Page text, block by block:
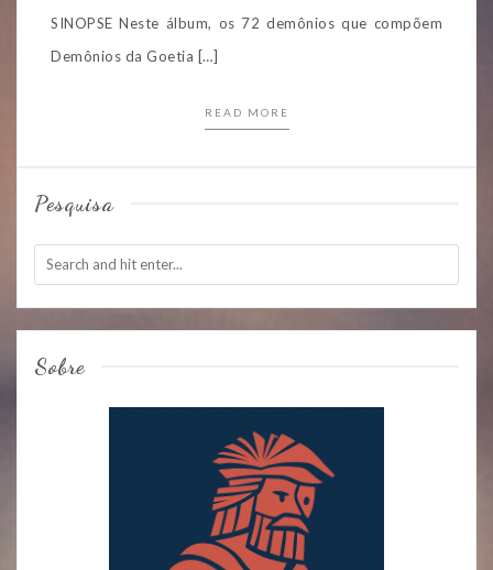
SINOPSE Neste álbum, os 72 demônios que compõem
Demônios da Goetia […]
READ MORE
Pesquisa
Sobre